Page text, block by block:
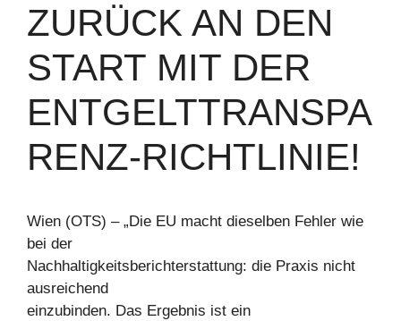
ZURÜCK AN DEN
START MIT DER
ENTGELTTRANSPA
RENZ-RICHTLINIE!
Wien (OTS) – „Die EU macht dieselben Fehler wie
bei der
Nachhaltigkeitsberichterstattung: die Praxis nicht
ausreichend
einzubinden. Das Ergebnis ist ein